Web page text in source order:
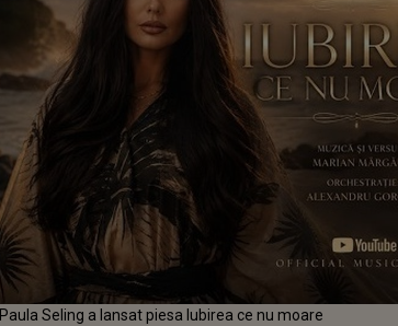
Paula Seling a lansat piesa Iubirea ce nu moare